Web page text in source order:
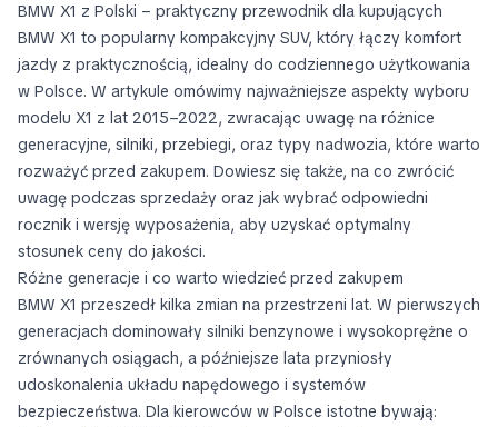
BMW X1 z Polski – praktyczny przewodnik dla kupujących
BMW X1 to popularny kompakcyjny SUV, który łączy komfort
jazdy z praktycznością, idealny do codziennego użytkowania
w Polsce. W artykule omówimy najważniejsze aspekty wyboru
modelu X1 z lat 2015–2022, zwracając uwagę na różnice
generacyjne, silniki, przebiegi, oraz typy nadwozia, które warto
rozważyć przed zakupem. Dowiesz się także, na co zwrócić
uwagę podczas sprzedaży oraz jak wybrać odpowiedni
rocznik i wersję wyposażenia, aby uzyskać optymalny
stosunek ceny do jakości.
Różne generacje i co warto wiedzieć przed zakupem
BMW X1 przeszedł kilka zmian na przestrzeni lat. W pierwszych
generacjach dominowały silniki benzynowe i wysokoprężne o
zrównanych osiągach, a późniejsze lata przyniosły
udoskonalenia układu napędowego i systemów
bezpieczeństwa. Dla kierowców w Polsce istotne bywają: